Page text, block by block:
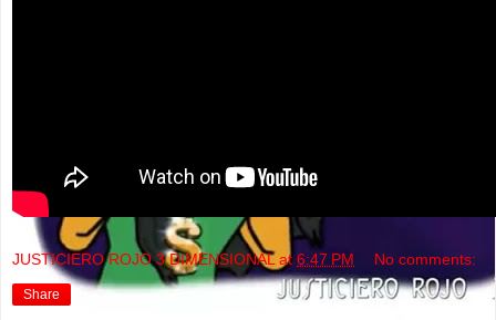
JUSTICIERO ROJO 3 DIMENSIONAL at6:47 PM No comments:
Share